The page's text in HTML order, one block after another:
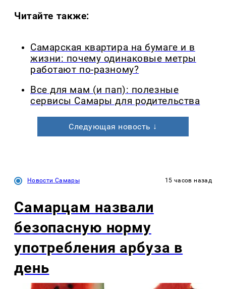
Читайте также:
Самарская квартира на бумаге и в
жизни: почему одинаковые метры
работают по-разному?
Все для мам (и пап): полезные
сервисы Самары для родительства
Следующая новость ↓
Новости Самары 15 часов назад
Самарцам назвали
безопасную норму
употребления арбуза в
день